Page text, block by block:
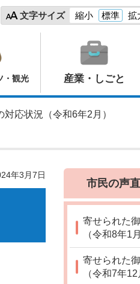
文字サイズ 縮小 標準 拡
・観光 産業・しごと
応状況（令和6年2月）
年3月7日
市民の声
寄せられた
（令和8年1月
寄せられた
（令和7年12